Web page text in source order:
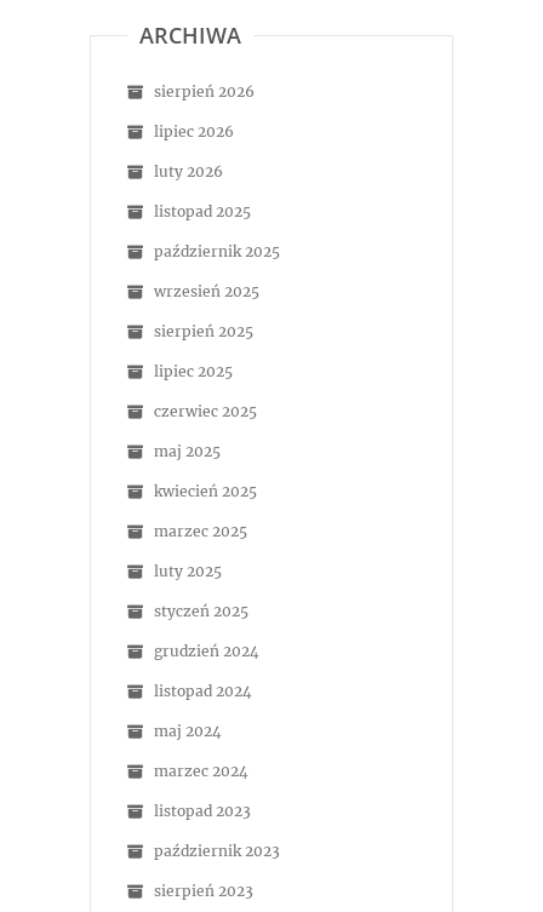
ARCHIWA
sierpień 2026
lipiec 2026
luty 2026
listopad 2025
październik 2025
wrzesień 2025
sierpień 2025
lipiec 2025
czerwiec 2025
maj 2025
kwiecień 2025
marzec 2025
luty 2025
styczeń 2025
grudzień 2024
listopad 2024
maj 2024
marzec 2024
listopad 2023
październik 2023
sierpień 2023